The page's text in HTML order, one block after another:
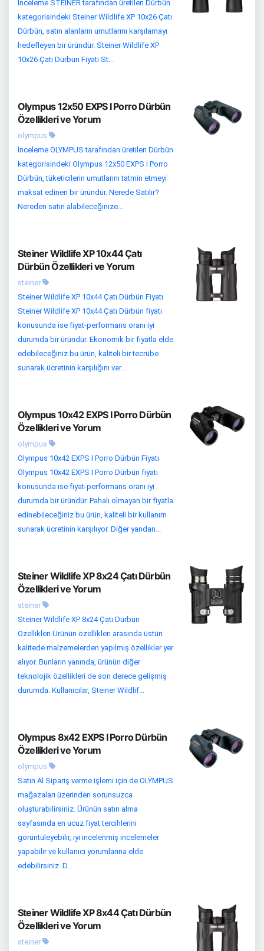
İnceleme STEINER tarafından üretilen Dürbün
kategorisindeki Steiner Wildlife XP 10x26 Çatı
Dürbün, satın alanların umutlarını karşılamayı
hedefleyen bir üründür. Steiner Wildlife XP
10x26 Çatı Dürbün Fiyatı St...
Olympus 12x50 EXPS I Porro Dürbün
Özellikleri ve Yorum
olympus
İnceleme OLYMPUS tarafından üretilen Dürbün
kategorisindeki Olympus 12x50 EXPS I Porro
Dürbün, tüketicilerin umutlarını tatmin etmeyi
maksat edinen bir üründür. Nerede Satılır?
Nereden satın alabileceğinize...
Steiner Wildlife XP 10x44 Çatı
Dürbün Özellikleri ve Yorum
steiner
Steiner Wildlife XP 10x44 Çatı Dürbün Fiyatı
Steiner Wildlife XP 10x44 Çatı Dürbün fiyatı
konusunda ise fiyat-performans oranı iyi
durumda bir üründür. Ekonomik bir fiyatla elde
edebileceğiniz bu ürün, kaliteli bir tecrübe
sunarak ücretinin karşılığını ver...
Olympus 10x42 EXPS I Porro Dürbün
Özellikleri ve Yorum
olympus
Olympus 10x42 EXPS I Porro Dürbün Fiyatı
Olympus 10x42 EXPS I Porro Dürbün fiyatı
konusunda ise fiyat-performans oranı iyi
durumda bir üründür. Pahalı olmayan bir fiyatla
edinebileceğiniz bu ürün, kaliteli bir kullanım
sunarak ücretinin karşılıyor. Diğer yandan...
Steiner Wildlife XP 8x24 Çatı Dürbün
Özellikleri ve Yorum
steiner
Steiner Wildlife XP 8x24 Çatı Dürbün
Özellikleri Ürünün özellikleri arasında üstün
kalitede malzemelerden yapılmış özellikler yer
alıyor. Bunların yanında, ürünün diğer
teknolojik özellikleri de son derece gelişmiş
durumda. Kullanıcılar, Steiner Wildlif...
Olympus 8x42 EXPS I Porro Dürbün
Özellikleri ve Yorum
olympus
Satın Al Sipariş verme işlemi için de OLYMPUS
mağazaları üzerinden sorunsuzca
oluşturabilirsiniz. Ürünün satın alma
sayfasında en ucuz fiyat tercihlerini
görüntüleyebilir, iyi incelenmiş incelemeler
yapabilir ve kullanıcı yorumlarına elde
edebilirsiniz. D...
Steiner Wildlife XP 8x44 Çatı Dürbün
Özellikleri ve Yorum
steiner